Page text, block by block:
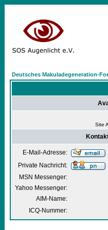
Deutsches Makuladegeneration-
Site
E-Mail-Adresse:
Private Nachricht:
MSN Messenger:
Yahoo Messenger:
AIM-Name:
ICQ-Nummer: